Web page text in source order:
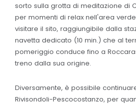
sorto sulla grotta di meditazione di
per momenti di relax nell'area
visitare il sito, raggiungibile dalla
navetta dedicato (10 min.) che al
pomeriggio conduce fino a
treno dalla sua origine.
Diversamente, è possibile
Rivisondoli-Pescocostanzo, per